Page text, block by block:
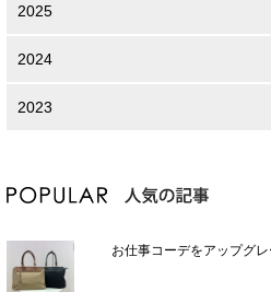
2025
2024
2023
お仕事コーデをアップグ